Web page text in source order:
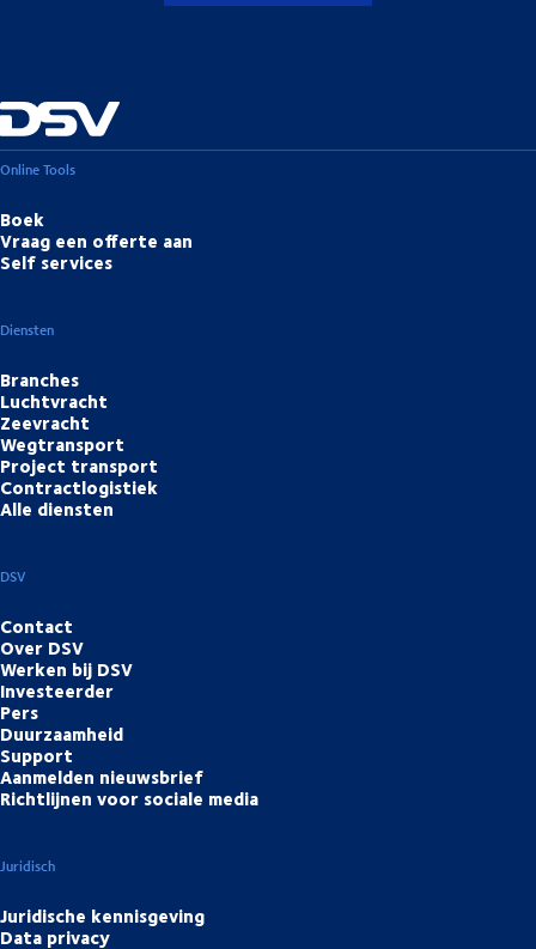
Online Tools
Boek
Vraag een offerte aan
Self services
Diensten
Branches
Luchtvracht
Zeevracht
Wegtransport
Project transport
Contractlogistiek
Alle diensten
DSV
Contact
Over DSV
Werken bij DSV
Investeerder
Pers
Duurzaamheid
Support
Aanmelden nieuwsbrief
Richtlijnen voor sociale media
Juridisch
Juridische kennisgeving
Data privacy